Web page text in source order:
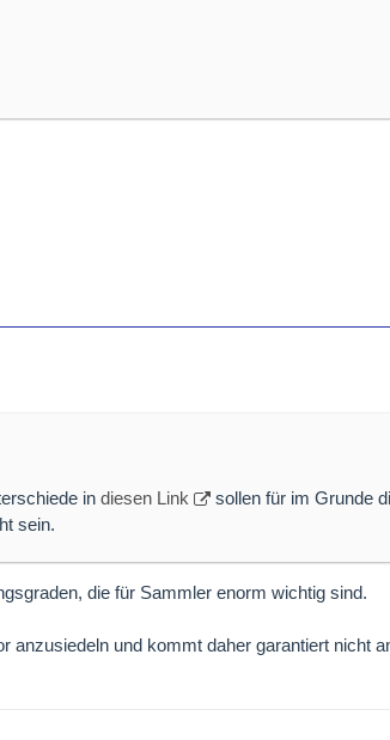
in diesen Link
sollen für im Grunde
sein.
die für Sammler enorm wichtig sind.
anzusiedeln und kommt daher garantiert nicht